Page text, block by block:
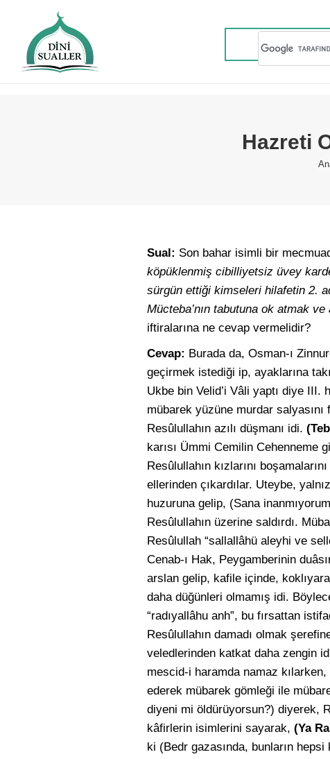
Hazreti
Sual: Son bahar isimli bir
köpüklenmiş cibilliyetsiz üvey
sürgün ettiği kimseleri hilafetin 2.
Mücteba’nın tabutuna ok atmak ve
iftiralarına ne cevap vermelidir?
Cevap: Burada da, Osman-ı
geçirmek istediği ip, ayaklarına
Ukbe bin Velid’i Vâli yaptı diye III.
mübarek yüzüne murdar salyasını
Resûlullahın azılı düşmanı idi.
karısı Ümmi Cemilin Cehenneme
Resûlullahın kızlarını
ellerinden çıkardılar. Uteybe,
huzuruna gelip, (Sana
Resûlullahın üzerine saldırdı.
Resûlullah “sallallâhü aleyhi ve
Cenab-ı Hak, Peygamberinin
arslan gelip, kafile içinde,
daha düğünleri olmamış idi.
“radıyallâhu anh”, bu fırsattan
Resûlullahın damadı olmak
veledlerinden katkat daha zengin
mescid-i haramda namaz
ederek mübarek gömleği ile
diyeni mi öldürüyorsun?) diyerek,
kâfirlerin isimlerini sayarak, (Ya
ki (Bedr gazasında, bunların